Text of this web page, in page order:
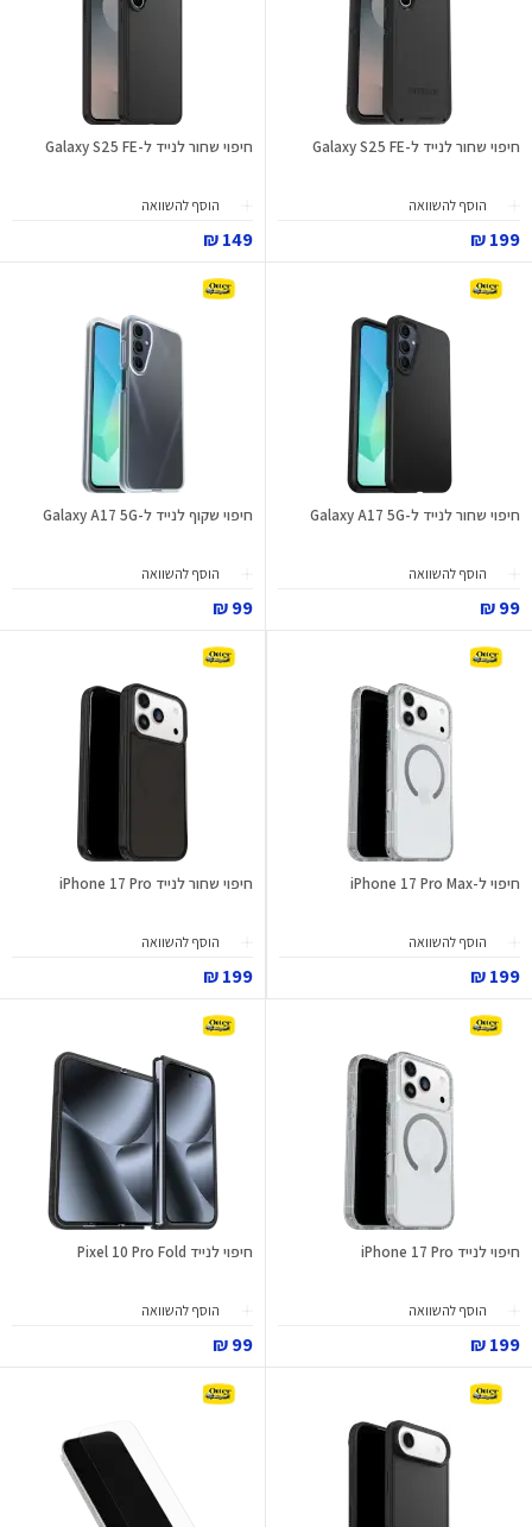
חיפוי שחור לנייד ל-Galaxy S25 FE
הוסף להשוואה
199 ₪
חיפוי שחור לנייד ל-Galaxy S25 FE
הוסף להשוואה
149 ₪
חיפוי שחור לנייד ל-Galaxy A17 5G
הוסף להשוואה
99 ₪
חיפוי שקוף לנייד ל-Galaxy A17 5G
הוסף להשוואה
99 ₪
חיפוי ל-iPhone 17 Pro Max
הוסף להשוואה
199 ₪
חיפוי שחור לנייד iPhone 17 Pro
הוסף להשוואה
199 ₪
חיפוי לנייד iPhone 17 Pro
הוסף להשוואה
199 ₪
חיפוי לנייד Pixel 10 Pro Fold
הוסף להשוואה
99 ₪